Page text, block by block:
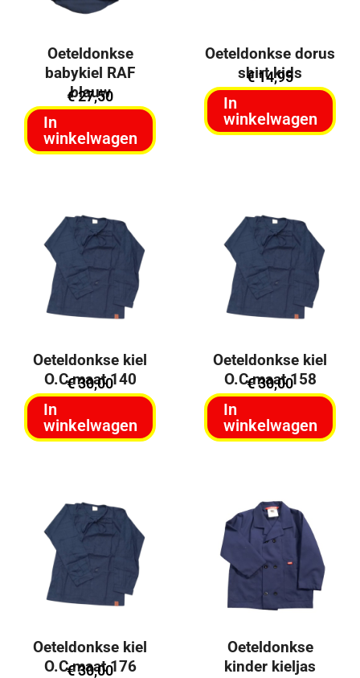
Oeteldonkse
babykiel RAF
blauw
€27,50
In
winkelwagen
Oeteldonkse dorus
shirt kids
€14,95
In
winkelwagen
Oeteldonkse kiel
O.C maat 140
€30,00
In
winkelwagen
Oeteldonkse kiel
O.C maat 158
€30,00
In
winkelwagen
Oeteldonkse kiel
O.C maat 176
€30,00
Oeteldonkse
kinder kieljas